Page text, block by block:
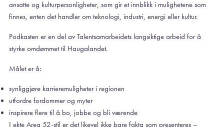
ansatte og kulturpersonligheter, som gir et innblikk i mulighetene som
finnes, enten det handler om teknologi, industri, energi eller kultur.
Podkasten er en del av Talentsamarbeidets langsiktige arbeid for å
styrke omdømmet til Haugalandet.
Målet er å:
synliggjøre karrieremuligheter i regionen
utfordre fordommer og myter
inspirere flere til å bo, jobbe og bli værende
I ekte Area 52-stil er det likevel ikke bare fakta som presenteres –